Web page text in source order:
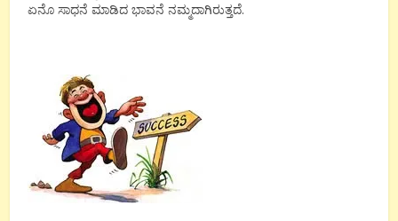
ಏನೊ ಸಾಧನೆ ಮಾಡಿದ ಭಾವನೆ ನಮ್ಮದಾಗಿರುತ್ತದೆ.